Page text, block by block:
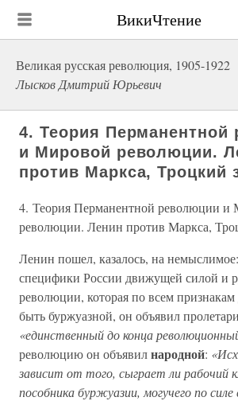
ВикиЧтение
Великая русская революция, 1905-1922
Лысков Дмитрий Юрьевич
4. Теория Перманентной
и Мировой революции.
против Маркса, Троцкий
4. Теория Перманентной революции и
революции. Ленин против Маркса,
Ленин пошел, казалось, на
специфики России движущей силой и
революции, которая по всем
быть буржуазной, он объявил
«единственный до конца
революцию он объявилнародной:
зависит от того, сыграет ли рабочий
пособника буржуазии, могучего по